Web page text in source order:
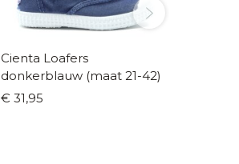
Cienta Loafers
donkerblauw (maat 21-42)
€ 31,95